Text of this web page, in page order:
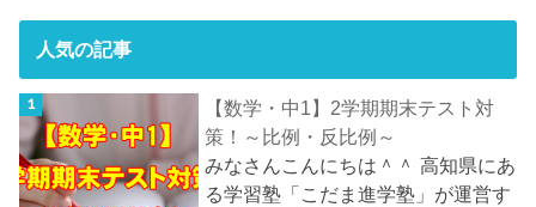
人気の記事
【数学・中1】2学期期末テスト対
策！～比例・反比例～
みなさんこんにちは＾＾ 高知県にあ
る学習塾「こだま進学塾」が運営す